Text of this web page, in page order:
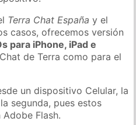
Terra Chat España y el
casos, ofrecemos versión
para iPhone, iPad e
de Terra como para el
un dispositivo Celular, la
segunda, pues estos
Flash.